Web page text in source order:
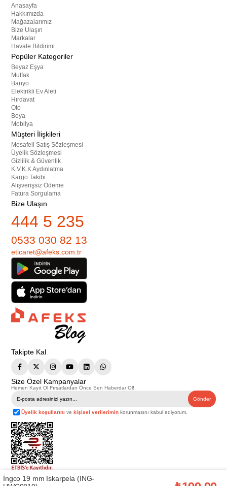
Anasayfa
Hakkımızda
Mağazalarımız
Bize Ulaşın
Markalar
Havale Bildirimi
Popüler Kategoriler
Beyaz Eşya
Mutfak
Banyo
Elektrikli Ev Aleti
Hırdavat
Oto
Boya
Mobilya
Müşteri İlişkileri
Mesafeli Satış Sözleşmesi
Üyelik Sözleşmesi
Gizlilik & Güvenlik
K.V.K.K Aydınlatma
Kargo Takibi
Alışverişsiz Ödeme
Fatura Sorgulama
Bize Ulaşın
444 5 235
0533 030 82 13
eticaret@afeks.com.tr
Takipte Kal
Size Özel Kampanyalar
Hemen Kayıt Ol Fırsatlardan Önce Sen Haberdar Ol!
Gönder
Üyelik koşullarını vekişisel verilerimin korunmasını kabul ediyorum.
Telif Hakkı © 2026Afeks Yapı Market
. Tüm hakları saklıdır.
İngco 19 mm Iskarpela (ING-